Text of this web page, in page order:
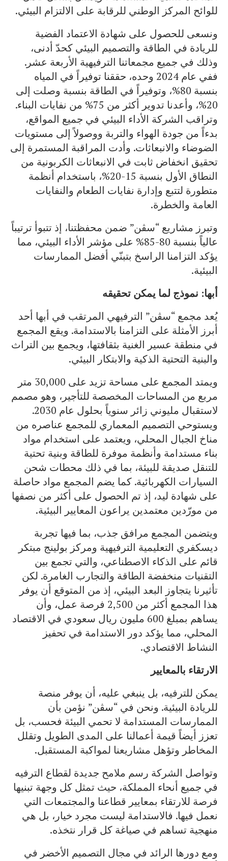
للوائح المركز الوطني للرقابة على الالتزام البيئي.
ونسعى للحصول على شهادة الاعتماد الفضية
للريادة في الطاقة والتصميم البيئي كحدّ أدنى،
وذلك في جميع مجمعاتنا الترفيهية الأربعة عشر.
ففي عام 2024 وحده، حققنا توفيراً في المياه
بنسبة 80%، وتوفيراً في الطاقة بنسبة وصلت إلى
20%، وأعدنا تدوير أكثر من 75% من نفايات البناء.
وتراقب الشركة الأداء البيئي في جميع المواقع،
بدءاً من جودة الهواء والتربة ووصولاً إلى مستويات
الضوضاء والانبعاثات. وأدت المراقبة المستمرة إلى
تحقيق انخفاض ثابت في الانبعاثات الكربونية من
النطاق الأول بنسبة 15-20%، باستخدام أنظمة
متطورة لتتبع وإدارة نفايات الطعام والنفايات
العامة والخطرة.
وتبرز مشاريع “سڤن” ضمن محفظتنا، إذ تتبوأ ترتيباً
عالياً بنسبة 80-85% على مؤشر الأداء البيئي، مما
يؤكد التزامنا الراسخ بتبنّي أفضل الممارسات
البيئية.
أبها: نموذج لما يمكن تحقيقه
يُعد مجمع “سڤن” الترفيهي المرتقب في أبها أحد
أبرز الأمثلة على التزامنا بالاستدامة. ويقع المجمع
في منطقة عسير الغنية بثقافتها، ويجمع بين التراث
والبنية التحتية الذكية والابتكار البيئي.
ويمتد المجمع على مساحة تزيد على 30,000 متر
مربع من المساحات المخصصة للتأجير، وهو مصمم
لاستقبال مليوني زائر سنوياً بحلول عام 2030.
ويستوحي التصميم المعماري للمجمع عناصره من
مناخ الجبال المحلي، ويعتمد على استخدام مواد
بناء مستدامة وأنظمة موفرة للطاقة وبنية تحتية
للتنقل صديقة للبيئة، بما في ذلك محطات شحن
السيارات الكهربائية. كما يضم المجمع مواد حاصلة
على شهادة ليد، إذ تم الحصول على أكثر من نصفها
من مورّدين معتمدين يراعون المعايير البيئية.
ويتضمن المجمع مرافق جذب، بما فيها تجربة
ديسكفري التعليمية الترفيهية ومركز بولينج مبتكر
قائم على الذكاء الاصطناعي، والتي تجمع بين
التقنيات منخفضة الطاقة والتجارب الغامرة. لكن
تأثيرنا يتجاوز البعد البيئي، إذ من المتوقع أن يوفر
هذا المجمع أكثر من 2,500 فرصة عمل، وأن
يساهم بمبلغ 600 مليون ريال سعودي في الاقتصاد
المحلي، مما يؤكد دور الاستدامة في تحفيز
النشاط الاقتصادي.
الارتقاء بالمعايير
يمكن للترفيه، بل ينبغي عليه، أن يوفر منصة
للريادة البيئية. ونحن في “سڤن” نؤمن بأن
الممارسات المستدامة لا تحمي البيئة فحسب، بل
تعزز أيضاً قيمة أعمالنا على المدى الطويل وتقلل
المخاطر وتؤهل مشاريعنا لمواكبة المستقبل.
وتواصل الشركة رسم ملامح جديدة لقطاع الترفيه
في جميع أنحاء المملكة، حيث تمثل كل وجهة تبنيها
فرصة للارتقاء بمعايير قطاعنا والمجتمعات التي
نعمل فيها. فالاستدامة ليست مجرد خيار، بل هي
منهجية تساهم في صياغة كل قرار نتخذه.
ومع دورها الرائد في مجال التصميم الأخضر في